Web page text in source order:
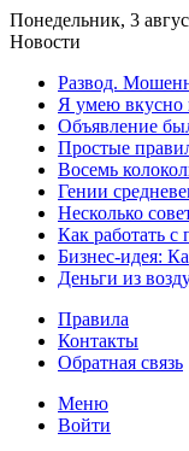
Понедельник, 3
Новости
Развод.
Я умею вкусно
Объявление
Простые
Восемь
Гении
Несколько
Как работать с
Бизнес-идея:
Деньги из
Правила
Контакты
Обратная связь
Меню
Войти